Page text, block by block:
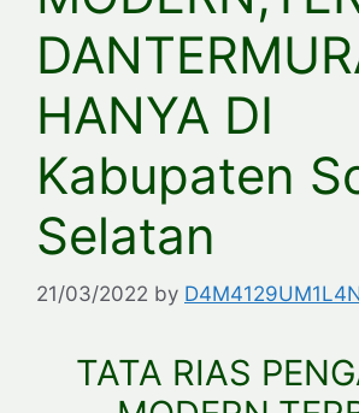
HANYA DI
Kabupaten
Selatan
21/03/2022 by
TATA RIAS